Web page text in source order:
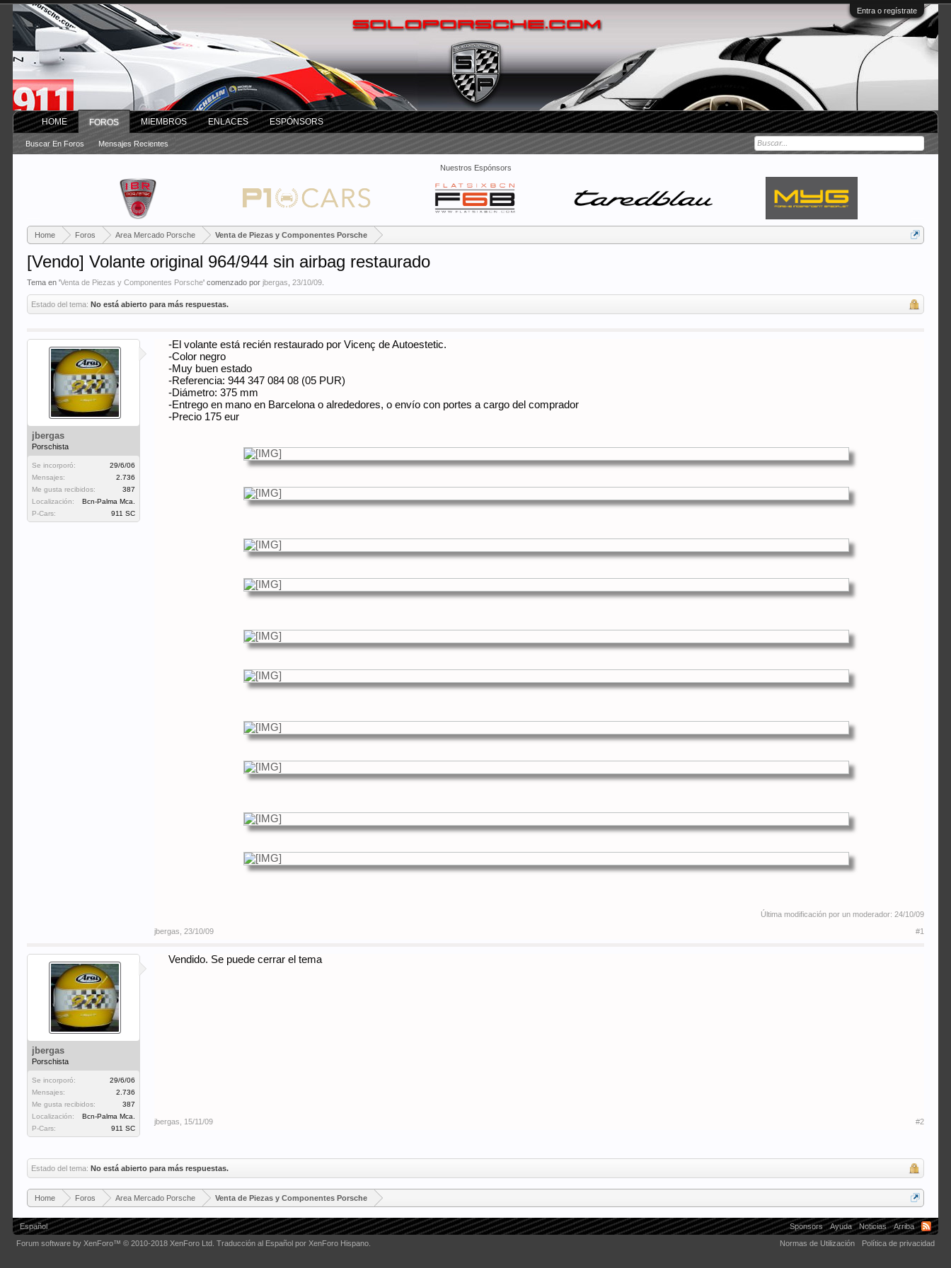
Entra o regístrate
Nuestros Espónsors
Home Foros Area Mercado Porsche Venta de Piezas y Componentes Porsche
[Vendo] Volante original 964/944 sin airbag restaurado
Tema en 'Venta de Piezas y Componentes Porsche' comenzado porjbergas ,23/10/09
Estado del tema: No está abierto para más respuestas.
jbergas
Porschista
Se incorporó:
29/6/06
Mensajes:
2.736
Me gusta recibidos:
387
Localización:
Bcn-Palma Mca.
P-Cars:
911 SC
-El volante está recién restaurado por Vicenç de Autoestetic.
-Color negro
-Muy buen estado
-Referencia: 944 347 084 08 (05 PUR)
-Diámetro: 375 mm
-Entrego en mano en Barcelona o alrededores, o envío con portes a cargo del comprador
-Precio 175 eur
Última modificación por un moderador: 24/10/09
jbergas
23/10/09 #1
jbergas
Porschista
Se incorporó:
29/6/06
Mensajes:
2.736
Me gusta recibidos:
387
Localización:
Bcn-Palma Mca.
P-Cars:
911 SC
Vendido. Se puede cerrar el tema
jbergas 15/11/09 #2
Estado del tema: No está abierto para más respuestas.
Home Foros Area Mercado Porsche Venta de Piezas y Componentes Porsche
HOME FOROS
Buscar En Foros Mensajes Recientes
MIEMBROS ENLACES ESPÓNSORS
Español Sponsors Ayuda Noticias
Arriba
Normas de Utilización
Política de privacidad
Forum software by XenForo™© 2010-2018 XenForo Ltd. Traducción al Español por XenForo Hispano.